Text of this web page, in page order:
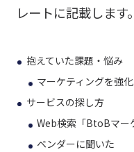
レートに記載します
抱えていた課題・悩み
マーケティングを強
サービスの探し方
Web検索「BtoBマー
ベンダーに聞いた